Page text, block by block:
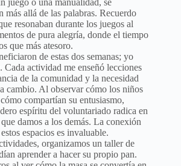
juego o una manualidad, se
más allá de las palabras. Recuerdo
resonaban durante los juegos al
de pura alegría, donde el tiempo
que más atesoro.
de estas dos semanas; yo
Cada actividad me enseñó lecciones
de la comunidad y la necesidad
cambio. Al observar cómo los niños
compartían su entusiasmo,
espíritu del voluntariado radica en
damos a los demás. La conexión
espacios es invaluable.
organizamos un taller de
aprender a hacer su propio pan.